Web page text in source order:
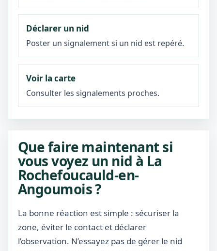
Déclarer un nid
Poster un signalement si un nid est repéré.
Voir la carte
Consulter les signalements proches.
Que faire maintenant si
vous voyez un nid à La
Rochefoucauld-en-
Angoumois ?
La bonne réaction est simple : sécuriser la
zone, éviter le contact et déclarer
l’observation. N’essayez pas de gérer le nid